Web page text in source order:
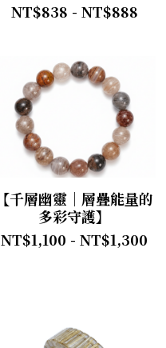
NT$838 - NT$888
【千層幽靈｜層疊能量的
多彩守護】
NT$1,100 - NT$1,300